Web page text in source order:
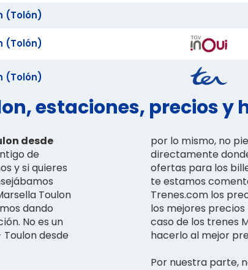
(Tolón)
(Tolón)
(Tolón)
estaciones, precios y
desde
de
y si quieres
Toulon
dando
No es un
desde
por lo mismo, no
directamente
ofertas para los
te estamos
Trenes.com los
los mejores
caso de los trenes
hacerlo al mejor
Por nuestra parte,